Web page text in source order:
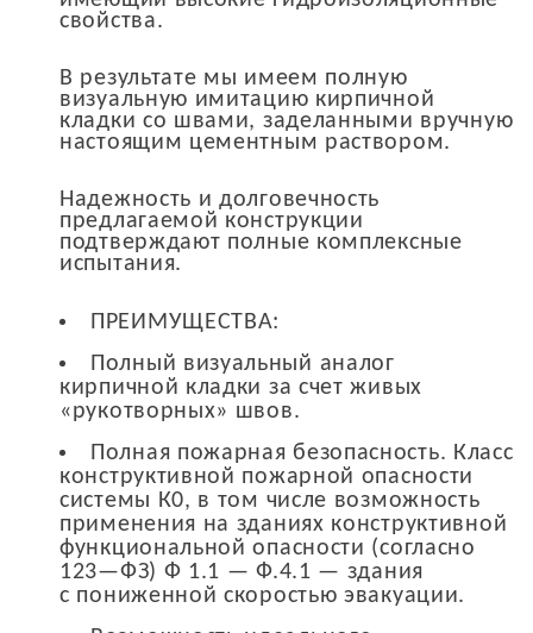
свойства.
В результате мы имеем полную
визуальную имитацию кирпичной
кладки со швами, заделанными вручную
настоящим цементным раствором.
Надежность и долговечность
предлагаемой конструкции
подтверждают полные комплексные
испытания.
ПРЕИМУЩЕСТВА:
Полный визуальный аналог
кирпичной кладки за счет живых
«рукотворных» швов.
Полная пожарная безопасность. Класс
конструктивной пожарной опасности
системы К0, в том числе возможность
применения на зданиях конструктивной
функциональной опасности (согласно
123—ФЗ) Ф 1.1 — Ф.4.1 — здания
с пониженной скоростью эвакуации.